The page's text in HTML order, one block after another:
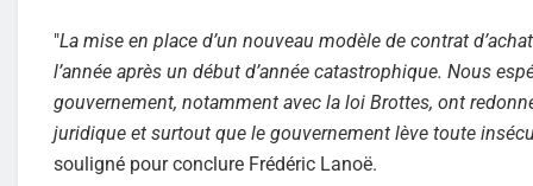
"La mise en place d’un nouveau modèle de contrat
l’année après un début d’année catastrophique. Nous
gouvernement, notamment avec la loi Brottes, ont
juridique et surtout que le gouvernement lève toute
souligné pour conclure Frédéric Lanoë.